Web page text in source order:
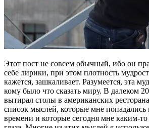
Этот пост не совсем обычный, ибо он
себе лирики, при этом плотность
кажется, зашкаливает. Разумеется, эта
кому было что сказать миру. В далеком
вытирал столы в американских
список мыслей, которые мне попадались
времени и которые сегодня мне каким-